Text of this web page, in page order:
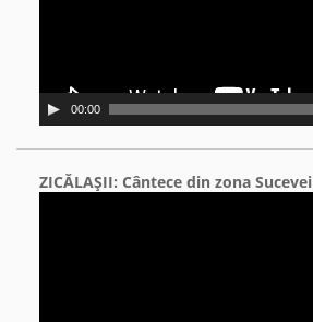
00:00
ZICĂLAŞII: Cântece din zona Sucevei